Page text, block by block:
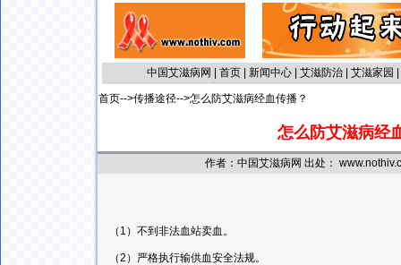
中国艾滋病网 首页 新闻中心 艾滋防治 艾滋家园
首页-->传播途径-->怎么防艾滋病经血传播？
怎么防艾滋病经
作者：中国艾滋病网 出处：
（1）不到非法血站卖血。
（2 ）严格执行输供血安全法规。